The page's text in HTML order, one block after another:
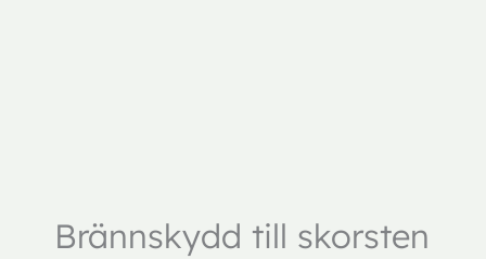
Brännskydd till skorsten